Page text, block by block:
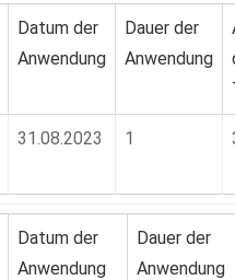
Datum der
Anwendung
Dauer der
Anwendung
31.08.2023 1
Datum der
Anwendung
Dauer der
Anwendung